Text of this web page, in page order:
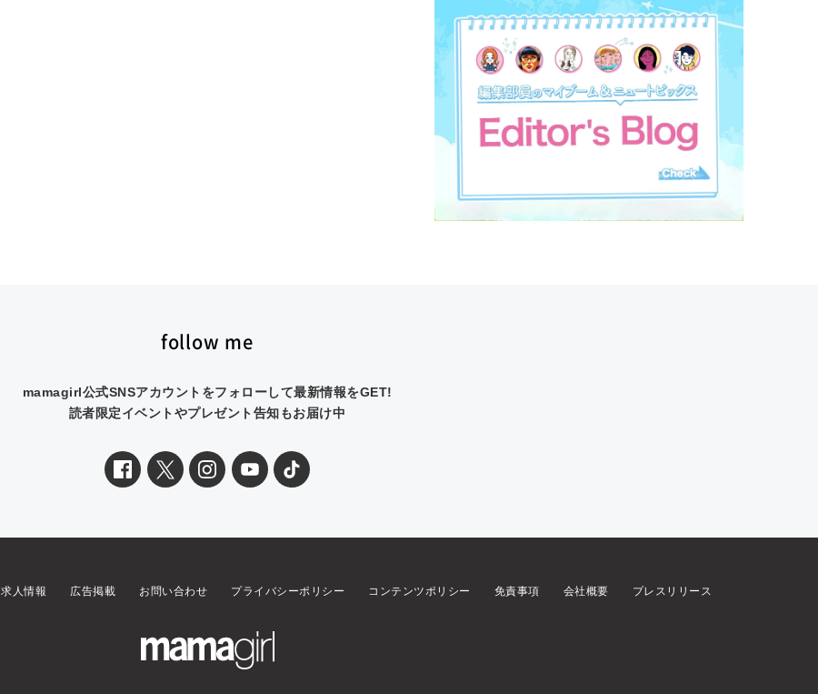
follow me
mamagirl公式SNSアカウントをフォローして最新情報をGET!
読者限定イベントやプレゼント告知もお届け中
求人情報 広告掲載 お問い合わせ プライバシーポリシー コンテンツポリシー 免責事項 会社概要 プレスリリース